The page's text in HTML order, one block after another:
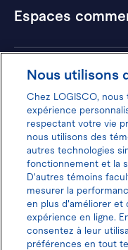
Espaces
Hôtels
Donnez
Politique
Nous utilisons
Chez LOGISCO,
expérience
respectant votre vie
nous utilisons des
autres technologies
fonctionnement et la
D'autres témoins
mesurer la
en plus d'améliorer et
expérience en ligne.
consentez à leur
préférences en tout